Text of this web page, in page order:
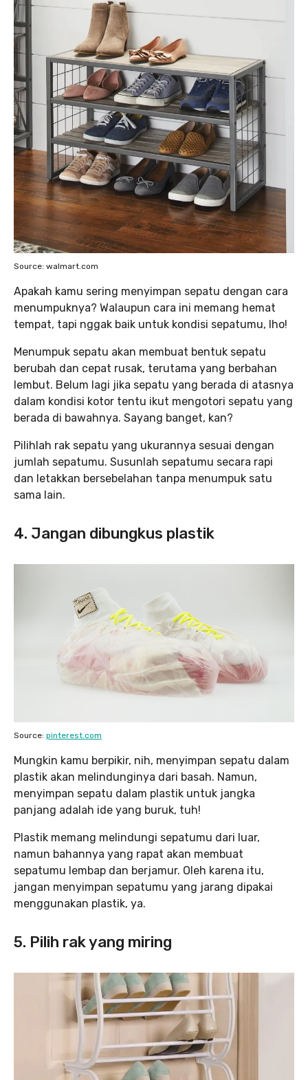
Source: walmart.com
Apakah kamu sering menyimpan sepatu dengan cara
menumpuknya? Walaupun cara ini memang hemat
tempat, tapi nggak baik untuk kondisi sepatumu, lho!
Menumpuk sepatu akan membuat bentuk sepatu
berubah dan cepat rusak, terutama yang berbahan
lembut. Belum lagi jika sepatu yang berada di atasnya
dalam kondisi kotor tentu ikut mengotori sepatu yang
berada di bawahnya. Sayang banget, kan?
Pilihlah rak sepatu yang ukurannya sesuai dengan
jumlah sepatumu. Susunlah sepatumu secara rapi
dan letakkan bersebelahan tanpa menumpuk satu
sama lain.
4. Jangan dibungkus plastik
Source: pinterest.com
Mungkin kamu berpikir, nih, menyimpan sepatu dalam
plastik akan melindunginya dari basah. Namun,
menyimpan sepatu dalam plastik untuk jangka
panjang adalah ide yang buruk, tuh!
Plastik memang melindungi sepatumu dari luar,
namun bahannya yang rapat akan membuat
sepatumu lembap dan berjamur. Oleh karena itu,
jangan menyimpan sepatumu yang jarang dipakai
menggunakan plastik, ya.
5. Pilih rak yang miring